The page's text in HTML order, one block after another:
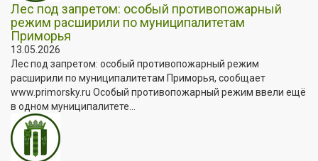
Лес под запретом: особый противопожарный
режим расширили по муниципалитетам
Приморья
13.05.2026
Лес под запретом: особый противопожарный режим
расширили по муниципалитетам Приморья, сообщает
www.primorsky.ru Особый противопожарный режим ввели ещё
в одном муниципалитете...